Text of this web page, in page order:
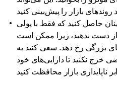
حاصل کنید که فقط با پولی
از دست بدهید، زیرا ممکن است
بزرگی رخ دهد. سعی کنید به
خرج نکنید تا دارایی‌های خود